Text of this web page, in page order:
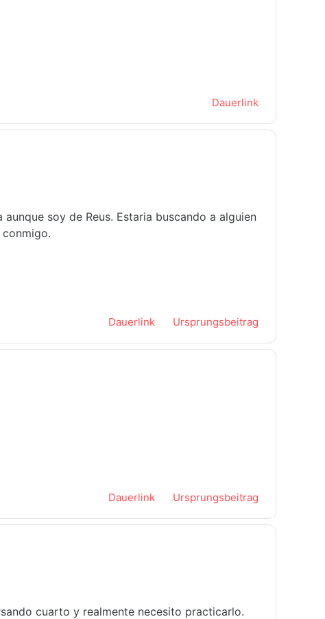
Dauerlink
soy de Reus. Estaria buscando a alguien
Dauerlink Ursprungsbeitrag
Dauerlink Ursprungsbeitrag
cuarto y realmente necesito practicarlo.